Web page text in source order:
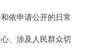
依申请公开的日常
、涉及人民群众切